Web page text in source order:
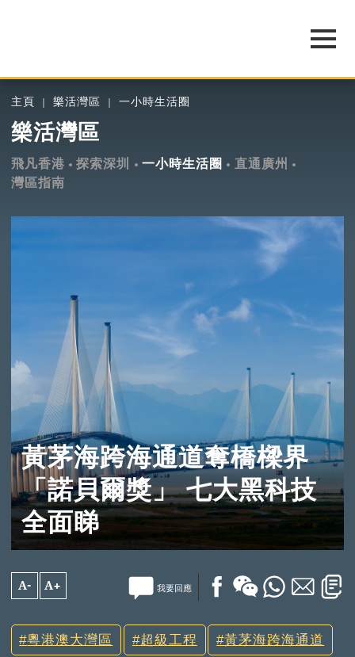
主頁 樂活灣區 一小時生活圈
樂活灣區
飛凡香港 探索深圳 一小時生活圈
直通廣州
灣區指南
黃茅海跨海通道奪橋樑界
「諾貝爾獎」 七大黑科技
全面睇
A- A+ 我要回應
粵港澳大灣區 超級工程 黃茅海跨海通道